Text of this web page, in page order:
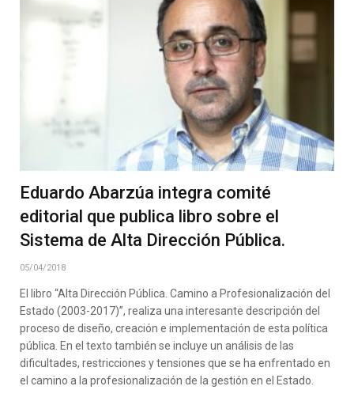
Eduardo Abarzúa integra comité
editorial que publica libro sobre el
Sistema de Alta Dirección Pública.
05/04/2018
El libro “Alta Dirección Pública. Camino a Profesionalización del
Estado (2003-2017)”, realiza una interesante descripción del
proceso de diseño, creación e implementación de esta política
pública. En el texto también se incluye un análisis de las
dificultades, restricciones y tensiones que se ha enfrentado en
el camino a la profesionalización de la gestión en el Estado.